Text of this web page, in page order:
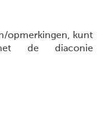
opmerkingen, kunt
de diaconie